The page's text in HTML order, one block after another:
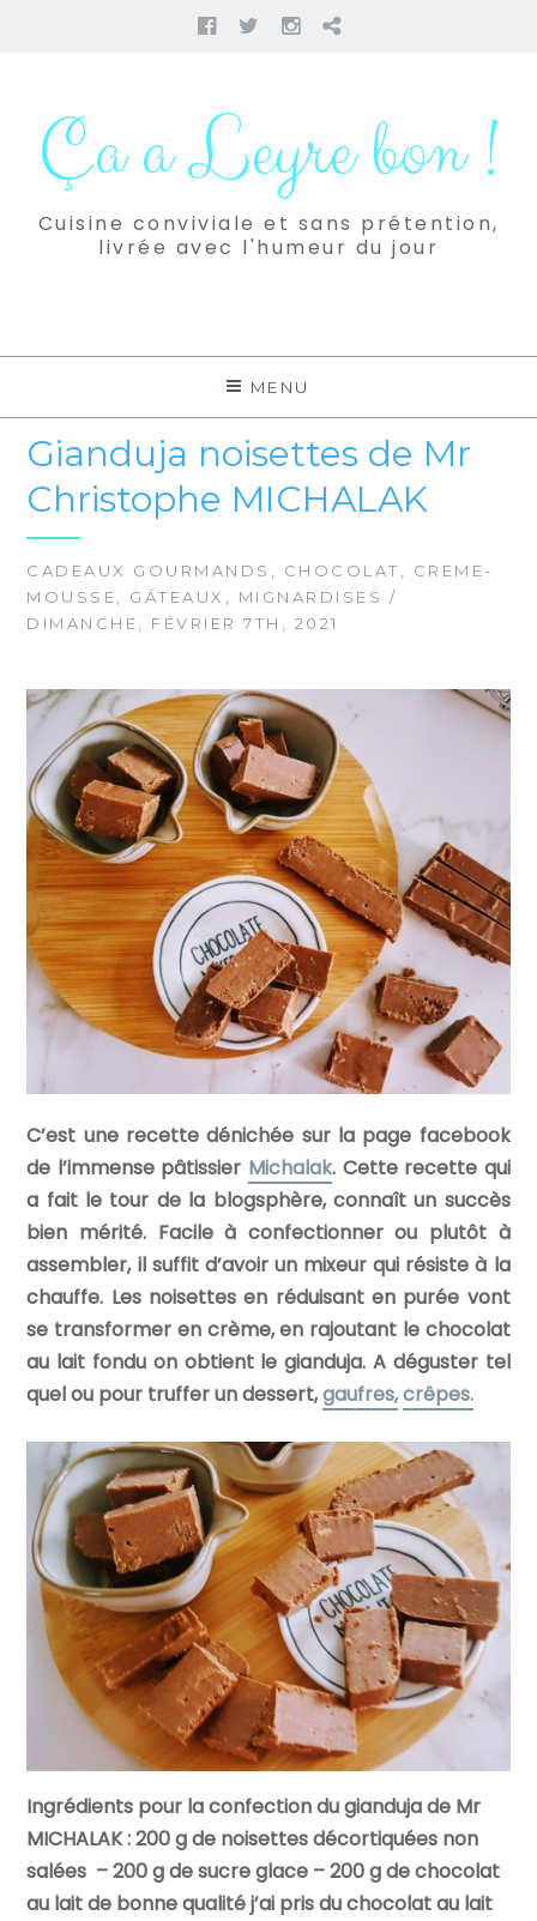
Facebook
TwitterInstagram
Pinterest
contenuÇa a Leyre bon !
Cuisine conviviale et sans prétention,
livrée avec l'humeur du jour
MENU
Gianduja noisettes de Mr
Christophe MICHALAK
CADEAUX GOURMANDS CHOCOLAT
CREME-
MOUSSE
GÂTEAUX MIGNARDISES /
DIMANCHE, FÉVRIER 7TH, 2021
C’est une recette dénichée sur la page facebook
de l’immense pâtissier Michalak. Cette recette qui
a fait le tour de la blogsphère, connaît un succès
bien mérité. Facile à confectionner ou plutôt à
assembler, il suffit d’avoir un mixeur qui résiste à la
chauffe. Les noisettes en réduisant en purée vont
se transformer en crème, en rajoutant le chocolat
au lait fondu on obtient le gianduja. A déguster tel
quel ou pour truffer un dessert,gaufres,crêpes.
Ingrédients pour la confection du gianduja de Mr
MICHALAK : 200gde noisettes décortiquées non
salées –200gde sucre glace –200gde chocolat
au lait de bonne qualitéj’ai pris du chocolat au lait